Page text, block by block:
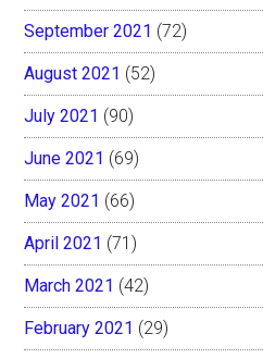
September 2021 (72)
August 2021 (52)
July 2021 (90)
June 2021 (69)
May 2021 (66)
April 2021 (71)
March 2021 (42)
February 2021 (29)